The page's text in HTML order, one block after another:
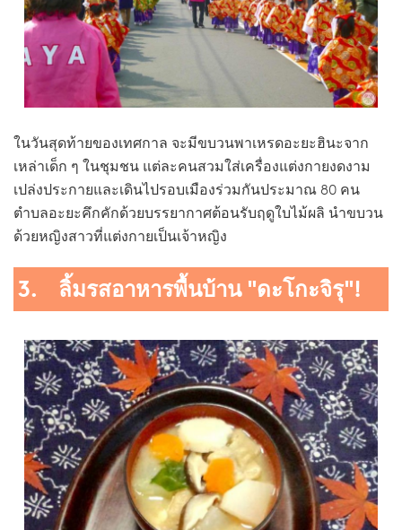
ในวันสุดท้ายของเทศกาล จะมีขบวนพาเหรดอะยะฮินะจาก
เหล่าเด็ก ๆ ในชุมชน แต่ละคนสวมใส่เครื่องแต่งกายงดงาม
เปล่งประกายและเดินไปรอบเมืองร่วมกันประมาณ 80 คน
ตำบลอะยะคึกคักด้วยบรรยากาศต้อนรับฤดูใบไม้ผลิ นำขบวน
ด้วยหญิงสาวที่แต่งกายเป็นเจ้าหญิง
3. ลิ้มรสอาหารพื้นบ้าน "ดะโกะจิรุ"!